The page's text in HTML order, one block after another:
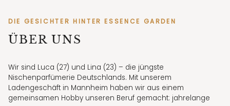
DIE GESICHTER HINTER ESSENCE GARDEN
ÜBER UNS
Wir sind Luca (27) und Lina (23) – die jüngste
Nischenparfümerie Deutschlands. Mit unserem
Ladengeschäft in Mannheim haben wir aus einem
gemeinsamen Hobby unseren Beruf gemacht: jahrelange